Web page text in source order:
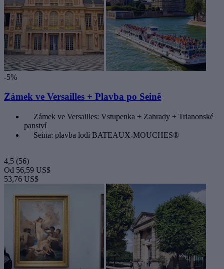
-5%
Zámek ve Versailles + Plavba po Seině
Zámek ve Versailles: Vstupenka + Zahrady + Trianonské
panství
Seina: plavba lodí BATEAUX-MOUCHES®
4,5 (56)
Od 56,59 US$
53,76 US$